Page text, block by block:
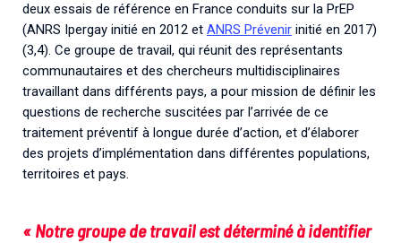
deux essais de référence en France conduits sur la PrEP
(ANRS Ipergay initié en 2012 et ANRS Prévenir initié en 2017)
(3,4). Ce groupe de travail, qui réunit des représentants
communautaires et des chercheurs multidisciplinaires
travaillant dans différents pays, a pour mission de définir les
questions de recherche suscitées par l’arrivée de ce
traitement préventif à longue durée d’action, et d’élaborer
des projets d’implémentation dans différentes populations,
territoires et pays.
« Notre groupe de travail est déterminé à identifier